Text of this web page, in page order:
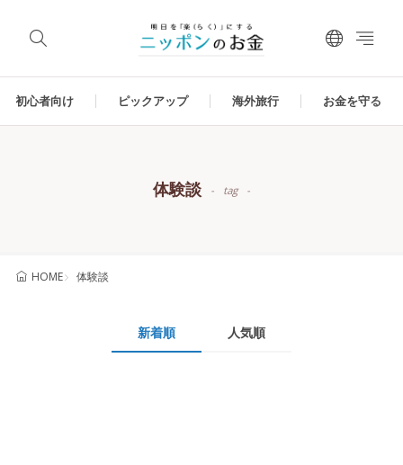
初心者向け ピックアップ 海外旅行 お金を守る
体験談 tag
HOME 体験談
新着順 人気順